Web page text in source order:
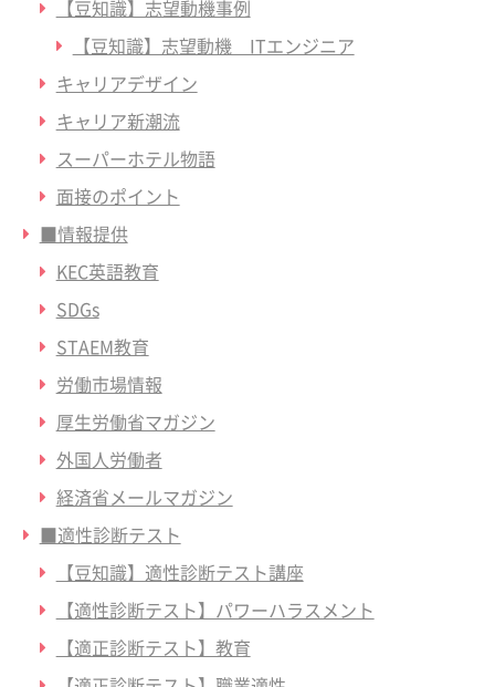
【豆知識】志望動機事例
【豆知識】志望動機 ITエンジニア
キャリアデザイン
キャリア新潮流
スーパーホテル物語
面接のポイント
■情報提供
KEC英語教育
SDGs
STAEM教育
労働市場情報
厚生労働省マガジン
外国人労働者
経済省メールマガジン
■適性診断テスト
【豆知識】適性診断テスト講座
【適性診断テスト】パワーハラスメント
【適正診断テスト】教育